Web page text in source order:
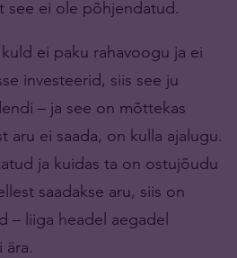
see ei ole põhjendatud.
ei paku rahavoogu ja ei
investeerid, siis see ju
– ja see on mõttekas
aru ei saada, on kulla ajalugu.
ja kuidas ta on ostujõudu
saadakse aru, siis on
– liiga headel aegadel
ära.